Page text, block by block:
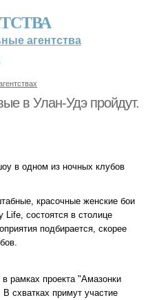
агентства
в Улан-Удэ пройдут.
в одном из ночных клубов
красочные женские бои
Life, состоятся в столице
подбирается, скорее
рамках проекта "Амазонки
схватках примут участие